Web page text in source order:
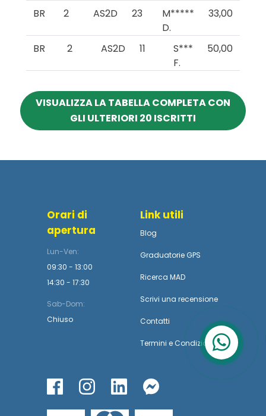
BR
2 AS2D 23
M*****
D.
33,00
BR 2 AS2D 11
S***
F.
50,00
VISUALIZZA LA TABELLA COMPLETA CON
GLI ULTERIORI 20 ISCRITTI
Orari di
apertura
Lun-Ven:
09:30 - 13:00
14:30 - 17:30
Sab-Dom:
Chiuso
Link utili
Blog
Graduatorie GPS
Ricerca MAD
Scrivi una recensione
Contatti
Termini e Condizioni